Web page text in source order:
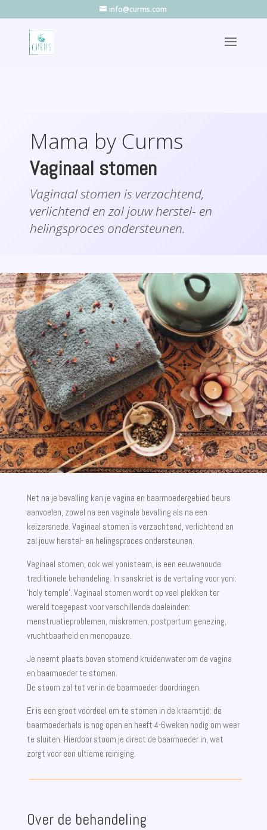
info@curms.com
Mama by Curms
Vaginaal stomen
Vaginaal stomen is verzachtend,
verlichtend en zal jouw herstel- en
helingsproces ondersteunen.
Net na je bevalling kan je vagina en baarmoedergebied beurs
aanvoelen, zowel na een vaginale bevalling als na een
keizersnede. Vaginaal stomen is verzachtend, verlichtend en
zal jouw herstel- en helingsproces ondersteunen.
Vaginaal stomen, ook wel yonisteam, is een eeuwenoude
traditionele behandeling. In sanskriet is de vertaling voor yoni:
‘holy temple’. Vaginaal stomen wordt op veel plekken ter
wereld toegepast voor verschillende doeleinden:
menstruatieproblemen, miskramen, postpartum genezing,
vruchtbaarheid en menopauze.
Je neemt plaats boven stomend kruidenwater om de vagina
en baarmoeder te stomen.
De stoom zal tot ver in de baarmoeder doordringen.
Er is een groot voordeel om te stomen in de kraamtijd: de
baarmoederhals is nog open en heeft 4-6weken nodig om weer
te sluiten. Hierdoor stoom je direct de baarmoeder in, wat
zorgt voor een ultieme reiniging.
Over de behandeling